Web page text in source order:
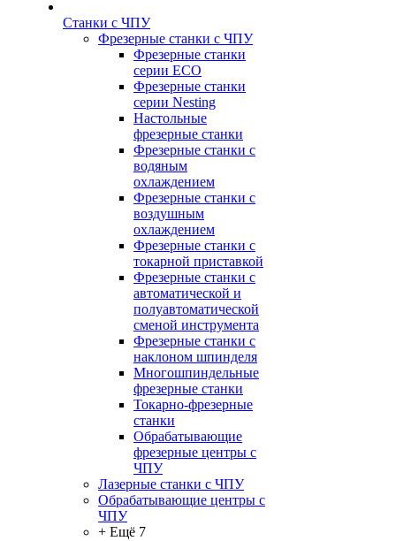
Станки с ЧПУ
Фрезерные станки с ЧПУ
Фрезерные станки
серии ECO
Фрезерные станки
серии Nesting
Настольные
фрезерные станки
Фрезерные станки с
водяным
охлаждением
Фрезерные станки с
воздушным
охлаждением
Фрезерные станки с
токарной приставкой
Фрезерные станки с
автоматической и
полуавтоматической
сменой инструмента
Фрезерные станки с
наклоном шпинделя
Многошпиндельные
фрезерные станки
Токарно-фрезерные
станки
Обрабатывающие
фрезерные центры с
ЧПУ
Лазерные станки с ЧПУ
Обрабатывающие центры с
ЧПУ
+ Ещё 7